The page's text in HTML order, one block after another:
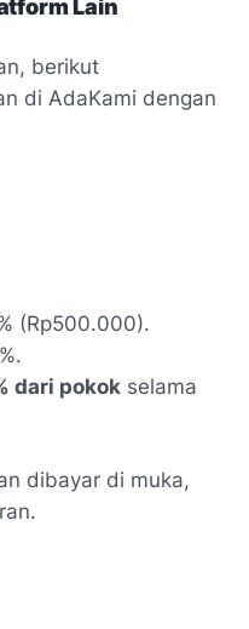
Lain
berikut
di AdaKami dengan
(Rp500.000).
dari pokok selama
dibayar di muka,